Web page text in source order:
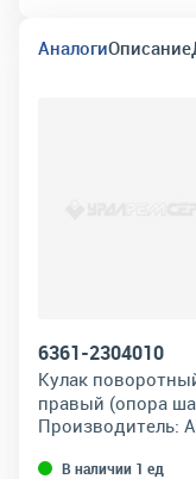
АналогиОписание
6361-2304010
Кулак
правый (опора
12 отверстий) в
Производитель:
В наличии 1 ед